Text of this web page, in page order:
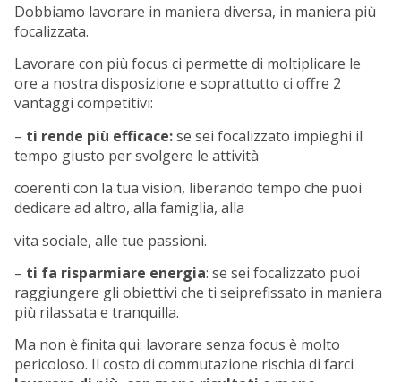
Dobbiamo lavorare in maniera diversa, in maniera più
focalizzata.
Lavorare con più focus ci permette di moltiplicare le
ore a nostra disposizione e soprattutto ci offre 2
vantaggi competitivi:
– ti rende più efficace:se sei focalizzato impieghi il
tempo giusto per svolgere le attività
coerenti con la tua vision, liberando tempo che puoi
dedicare ad altro, alla famiglia, alla
vita sociale, alle tue passioni.
– ti fa risparmiare energia: se sei focalizzato puoi
raggiungere gli obiettivi che ti seiprefissato in maniera
più rilassata e tranquilla.
Ma non è finita qui: lavorare senza focus è molto
pericoloso. Il costo di commutazione rischia di farci